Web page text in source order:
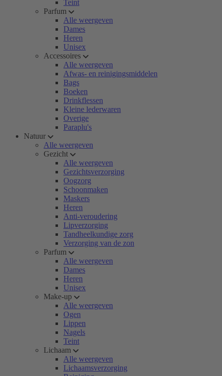
Teint
Parfum
Alle weergeven
Dames
Heren
Unisex
Accessoires
Alle weergeven
Afwas- en reinigingsmiddelen
Bags
Boeken
Drinkflessen
Kleine lederwaren
Overige
Paraplu's
Natuur
Alle weergeven
Gezicht
Alle weergeven
Gezichtsverzorging
Oogzorg
Schoonmaken
Maskers
Heren
Anti-veroudering
Lipverzorging
Tandheelkundige zorg
Verzorging van de zon
Parfum
Alle weergeven
Dames
Heren
Unisex
Make-up
Alle weergeven
Ogen
Lippen
Nagels
Teint
Lichaam
Alle weergeven
Lichaamsverzorging